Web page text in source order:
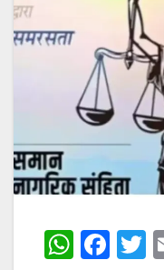
W F
T